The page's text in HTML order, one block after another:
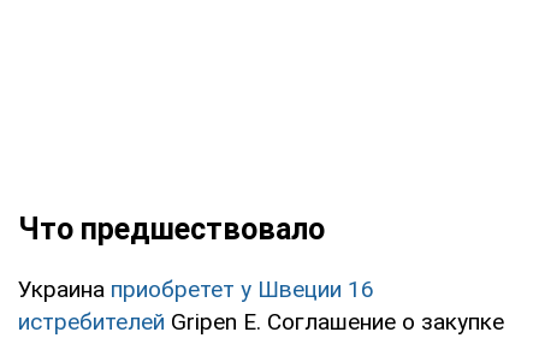
Что предшествовало
Украина приобретет у Швеции 16
истребителей Gripen E. Соглашение о закупке